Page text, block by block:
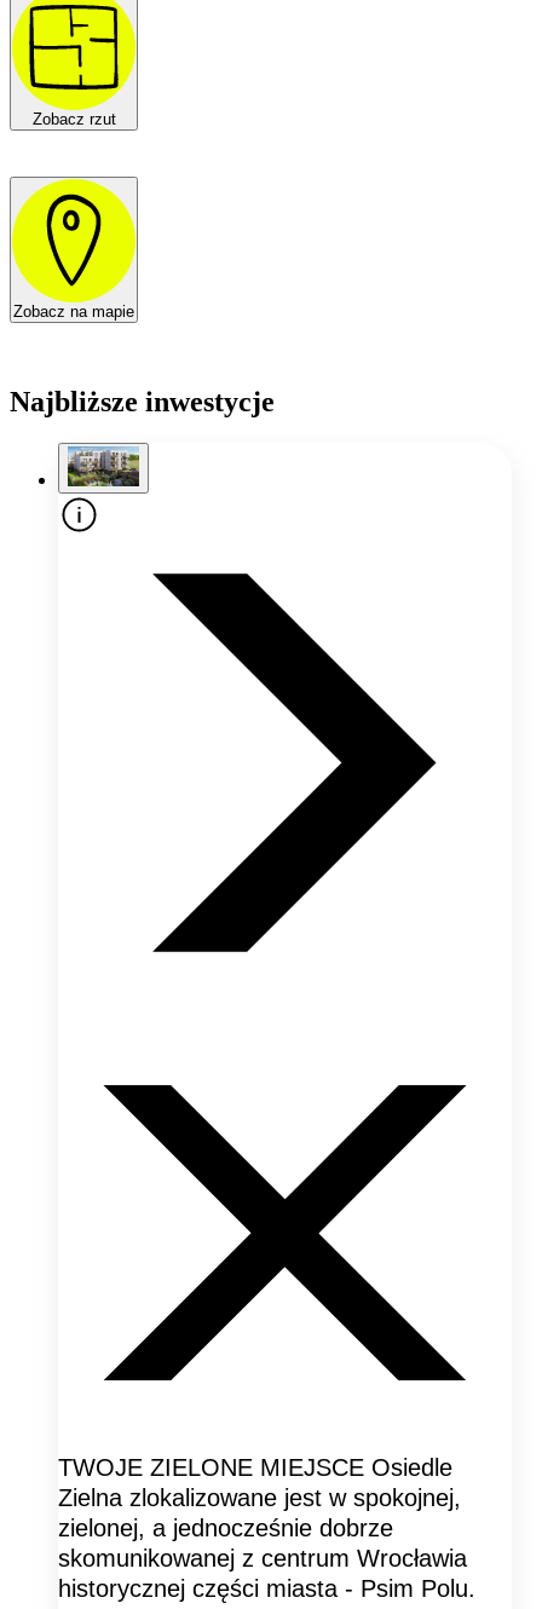
Zobacz rzut
Zobacz na mapie
Najbliższe inwestycje
TWOJE ZIELONE MIEJSCE Osiedle
Zielna zlokalizowane jest w spokojnej,
zielonej, a jednocześnie dobrze
skomunikowanej z centrum Wrocławia
historycznej części miasta - Psim Polu.